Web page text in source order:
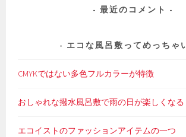
最近のコメント
エコな風呂敷ってめっちゃ
CMYKではない多色フルカラーが特徴
おしゃれな撥水風呂敷で雨の日が楽しくなる
エコイストのファッションアイテムの一つ